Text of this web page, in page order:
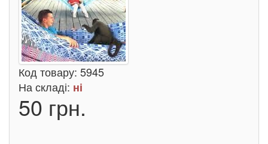
Код товару: 5945
На складі: ні
50 грн.